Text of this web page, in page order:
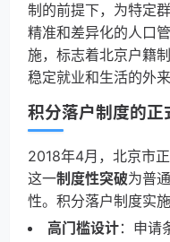
制的前提下，为特定
精准和差异化的人口
施，标志着北京户籍
稳定就业和生活的外
积分落户制度的正
2018年4月，北京市
这一制度性突破为普
性。积分落户制度实
高门槛设计：申请